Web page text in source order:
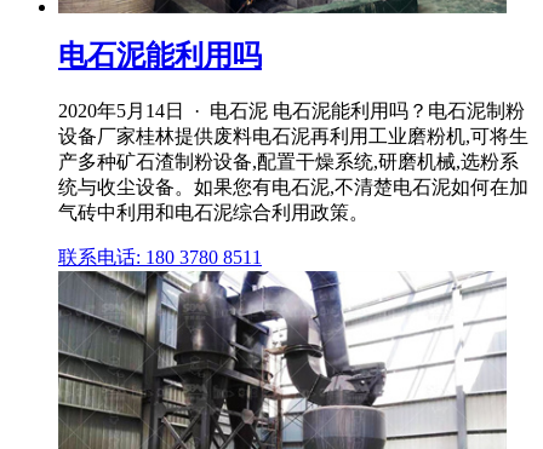
电石泥能利用吗
2020年5月14日 · 电石泥 电石泥能利用吗？电石泥制粉
设备厂家桂林提供废料电石泥再利用工业磨粉机,可将生
产多种矿石渣制粉设备,配置干燥系统,研磨机械,选粉系
统与收尘设备。如果您有电石泥,不清楚电石泥如何在加
气砖中利用和电石泥综合利用政策。
联系电话: 180 3780 8511